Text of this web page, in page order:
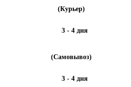
(Курьер)
3 - 4 дня
(Самовывоз)
3 - 4 дня